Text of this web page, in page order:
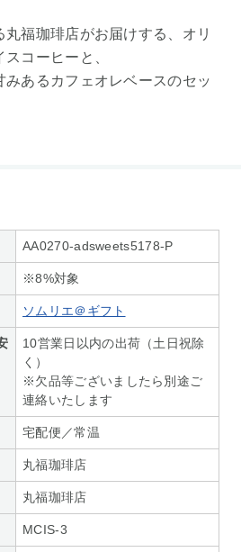
丸福珈琲店がお届けする、オリ
コーヒーと、
あるカフェオレベースのセッ
AA0270-adsweets5178-P
※8%対象
ソムリエ＠ギフト
10営業日以内の出荷（土日祝除
く）
※欠品等ございましたら別途ご
連絡いたします
宅配便／常温
丸福珈琲店
丸福珈琲店
MCIS-3